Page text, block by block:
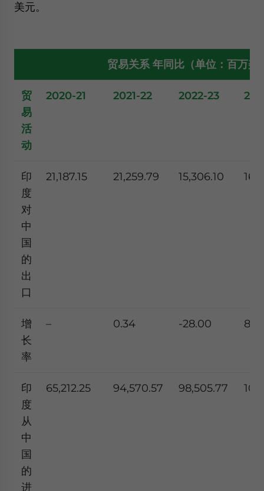
美元。
贸易关系 年同比（单位：百万美
贸
易
活
动
2020-21 2021-22 2022-23
印
度
对
中
国
的
出
口
21,187.15 21,259.79 15,306.10
增
长
率
– 0.34 -28.00
印
度
从
中
国
的
进
65,212.25 94,570.57 98,505.77